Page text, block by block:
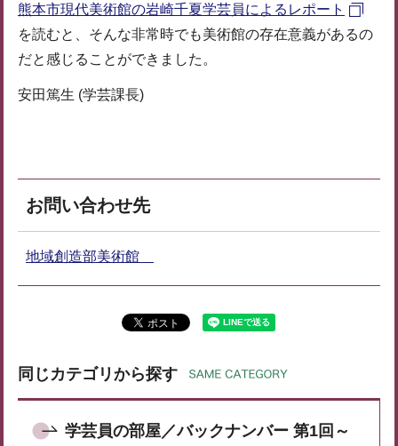
熊本市現代美術館の岩崎千夏学芸員によるレポート
を読むと、そんな非常時でも美術館の存在意義があるの
だと感じることができました。
安田篤生 (学芸課長)
お問い合わせ先
地域創造部美術館
同じカテゴリから探す
学芸員の部屋／バックナンバー 第1回～